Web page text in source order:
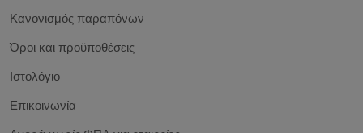
Κανονισμός παραπόνων
Όροι και προϋποθέσεις
Ιστολόγιο
Επικοινωνία